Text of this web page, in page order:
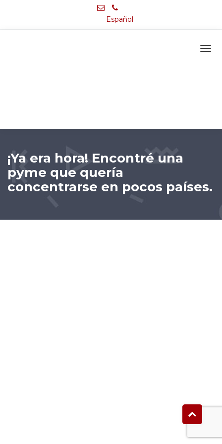
Español
¡Ya era hora! Encontré una
pyme que quería
concentrarse en pocos países.